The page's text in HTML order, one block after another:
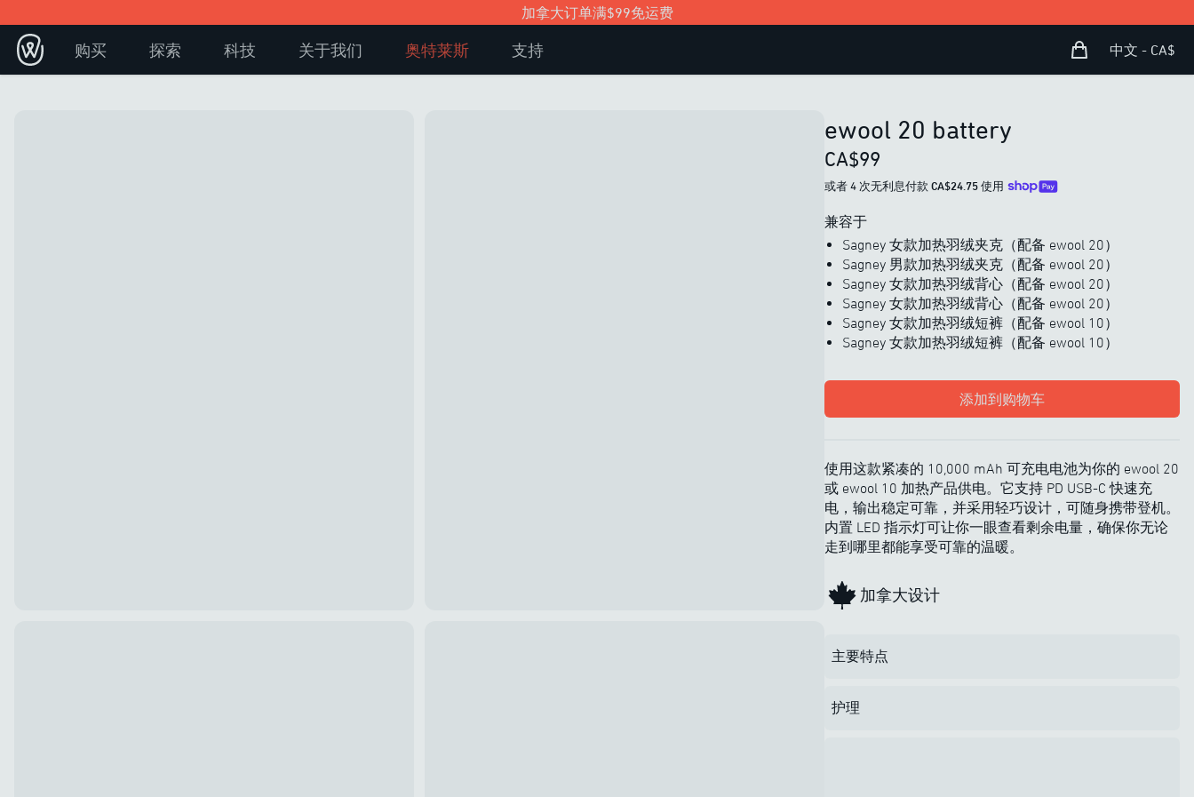
加拿大订单满$99免运费
购买 探索 科技 关于我们 奥特莱斯 支持 购物袋Open user menu
中文 - CA$
ewool 20 battery
CA$99
或者 4 次无利息付款 CA$24.75使用
兼容于
Sagney 女款加热羽绒夹克（配备 ewool 20）
Sagney 男款加热羽绒夹克（配备 ewool 20）
Sagney 女款加热羽绒背心（配备 ewool 20）
Sagney 女款加热羽绒背心（配备 ewool 20）
Sagney 女款加热羽绒短裤（配备 ewool 10）
Sagney 女款加热羽绒短裤（配备 ewool 10）
添加到购物车
使用这款紧凑的 10,000 mAh 可充电电池为你的 ewool 20
或 ewool 10 加热产品供电。它支持 PD USB-C 快速充
电，输出稳定可靠，并采用轻巧设计，可随身携带登机。
内置 LED 指示灯可让你一眼查看剩余电量，确保你无论
走到哪里都能享受可靠的温暖。
加拿大设计
主要特点
护理